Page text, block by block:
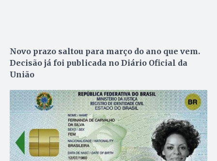
Novo prazo saltou para março do ano que vem.
Decisão já foi publicada no Diário Oficial da
União